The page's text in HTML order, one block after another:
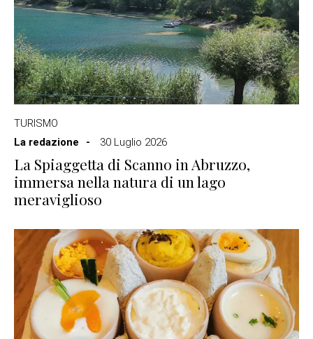
TURISMO
La redazione
30 Luglio 2026
La Spiaggetta di Scanno in Abruzzo,
immersa nella natura di un lago
meraviglioso